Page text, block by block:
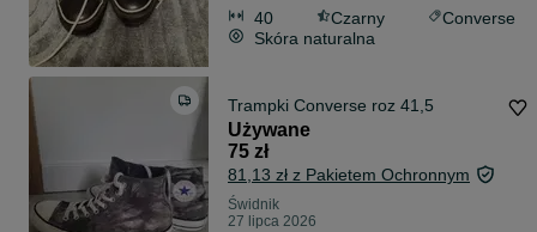
40 Czarny
Converse
Skóra naturalna
Trampki Converse roz 41,5
Używane
75 zł
81,13 zł z Pakietem Ochronnym
Świdnik
27 lipca 2026